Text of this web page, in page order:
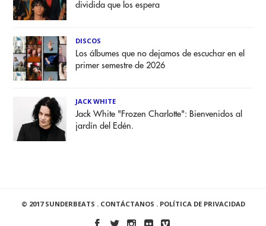
dividida que los espera
DISCOS
Los álbumes que no dejamos de escuchar en el
primer semestre de 2026
JACK WHITE
Jack White "Frozen Charlotte": Bienvenidos al
jardín del Edén.
© 2017 SUNDERBEATS . CONTÁCTANOS . POLÍTICA DE PRIVACIDAD